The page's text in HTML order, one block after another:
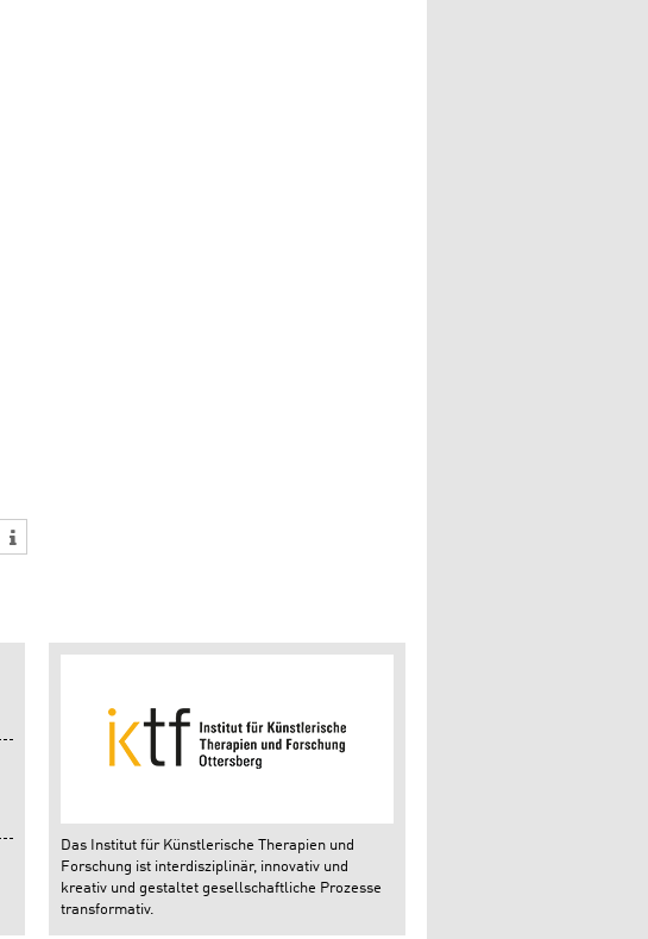
Das Institut für Künstlerische Therapien und
Forschung ist interdisziplinär, innovativ und
kreativ und gestaltet gesellschaftliche Prozesse
transformativ.